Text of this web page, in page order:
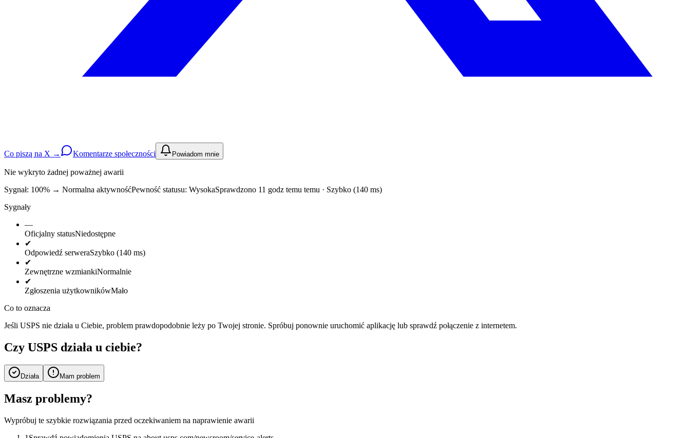
Co piszą na X → Komentarze społeczności Powiadom mnie
Nie wykryto żadnej poważnej awarii
Sygnał: 100% → Normalna aktywnośćPewność statusu: WysokaSprawdzono 11 godz temu temu · Szybko (140 ms)
Sygnały
—
Oficjalny statusNiedostępne
✔
Odpowiedź serweraSzybko (140 ms)
✔
Zewnętrzne wzmiankiNormalnie
✔
Zgłoszenia użytkownikówMało
Co to oznacza
Jeśli USPS nie działa u Ciebie, problem prawdopodobnie leży po Twojej stronie. Spróbuj ponownie uruchomić aplikację lub sprawdź połączenie z internetem.
Czy USPS działa u ciebie?
Działa Mam problem
Masz problemy?
Wypróbuj te szybkie rozwiązania przed oczekiwaniem na naprawienie awarii